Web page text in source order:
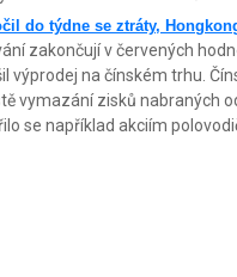
do týdne se ztráty,
zakončují v červených
výprodej na čínském trhu.
vymazání zisků nabraných
se například akciím